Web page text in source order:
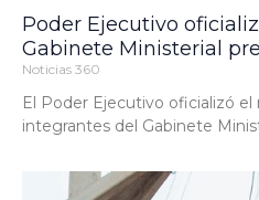
Poder Ejecutivo
Gabinete Ministerial
Noticias 360
El Poder Ejecutivo oficializó
integrantes del Gabinete